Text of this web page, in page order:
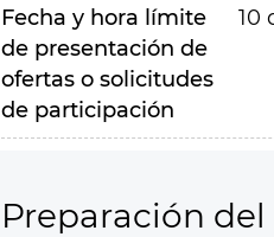
Fecha y hora límite
de presentación de
ofertas o solicitudes
de participación
10
Preparación